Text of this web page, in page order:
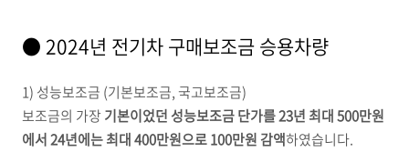
● 2024년 전기차 구매보조금 승용차량
1) 성능보조금 (기본보조금, 국고보조금)
보조금의 가장기본이었던 성능보조금 단가를 23년 최대 500만원
에서 24년에는 최대 400만원으로 100만원 감액하였습니다.